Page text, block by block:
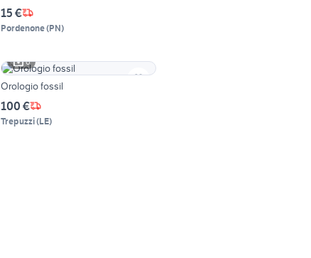
15 €
Pordenone(PN)
6
Orologio fossil
100 €
Trepuzzi(LE)